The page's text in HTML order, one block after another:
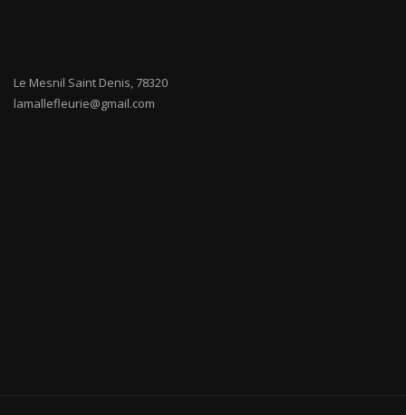
Le Mesnil Saint Denis,78320
lamallefleurie@gmail.com